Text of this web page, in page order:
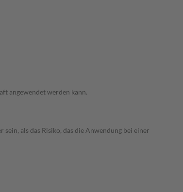
angewendet werden kann.
als das Risiko, das die Anwendung bei einer